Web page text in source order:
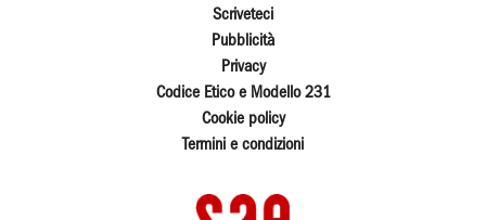
Scriveteci
Pubblicità
Privacy
Codice Etico e Modello 231
Cookie policy
Termini e condizioni